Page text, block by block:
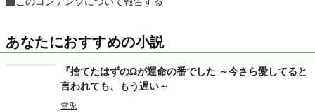
あなたにおすすめの小説
『捨てたはずのΩが運命の番でした ～今さら愛してると
言われても、もう遅い～
雪兎